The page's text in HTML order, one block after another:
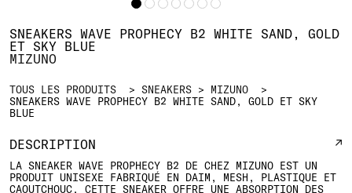
TOUS LES PRODUITS SNEAKERS
MIZUNO
SNEAKERS WAVE PROPHECY B2 WHITE SAND, GOLD ET SKY
BLUE
SNEAKERS WAVE PROPHECY B2 WHITE SAND, GOLD
ET SKY BLUE
MIZUNO
DESCRIPTION
LA SNEAKER WAVE PROPHECY B2 DE CHEZ MIZUNO EST UN
PRODUIT UNISEXE FABRIQUÉ EN DAIM, MESH, PLASTIQUE ET
CAOUTCHOUC. CETTE SNEAKER OFFRE UNE ABSORPTION DES